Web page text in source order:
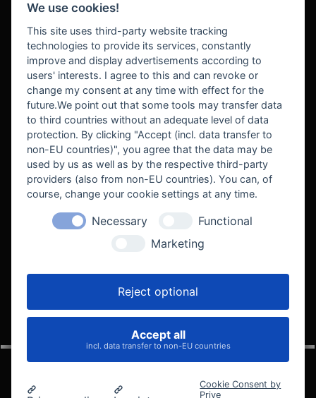
BEKANNT AUS
VELOCITY AUTOMOTIVE
We use cookies!
This site uses third-party website tracking
technologies to provide its services, constantly
improve and display advertisements according to
users' interests. I agree to this and can revoke or
change my consent at any time with effect for the
future.We point out that some tools may transfer data
to third countries without an adequate level of data
protection. By clicking "Accept (incl. data transfer to
non-EU countries)", you agree that the data may be
used by us as well as by the respective third-party
providers (also from non-EU countries). You can, of
course, change your cookie settings at any time.
Necessary
Functional
Marketing
Reject optional
Accept all
incl. data transfer to non-EU countries
Cookie Consent by
Prive